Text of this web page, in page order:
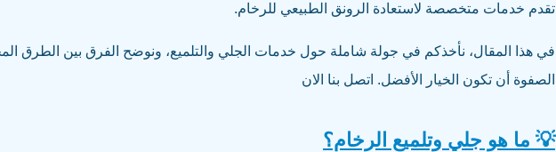
تقدم خدمات متخصصة لاستعادة الرونق الطبيعي للرخام.
في هذا المقال، نأخذكم في جولة شاملة حول خدمات الجلي والتلميع، ونوضح الفرق بين الطرق
الصفوة أن تكون الخيار الأفضل. اتصل بنا الان
💡 ما هو جلي وتلميع الرخام؟